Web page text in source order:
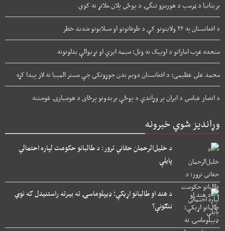
بریتانیا د ټرمپ د هورمزو تنگۍ د پوځي پلان ملاتړ نه کوي
د افغانستان په ۲۶ ولایتونو کې د طوفانونو او سیلابونو شدید خطر
متحده عرب اماراتو د اوپیک نه وتل؛ سیمه ایزې او نړیوالې بدلونونه
محمد علي عظیمی: د افغانستان دویم بدن جوړونکی چې مستر المپیا ته لار پیدا کړه
د انصار عباسي د ایران پر وړاندې د پوځې بریدونو پرځای د هوښیارۍ غوښتنه
وړاندیز شوي خبرونه
د خلیل‌الرحمان حقاني ترور: د طالبانو حکومت لپاره احتمالي
پایلې
د هند او طالبانو اړیکې؛ ډیپلوماسۍ ته بیرته راستنیدل که نوي
ننګونې؟